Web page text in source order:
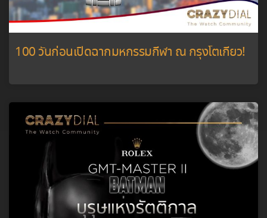
100 วันก่อนเปิดฉากมหกรรมกีฬา ณ กรุงโตเกียว!